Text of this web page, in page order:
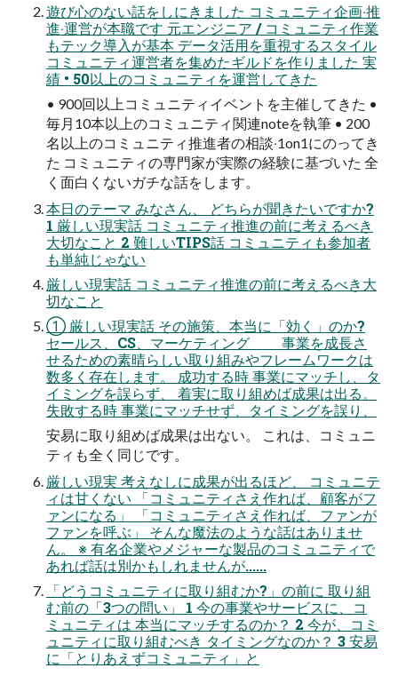
遊び⼼のない話をしにきました コミュニティ企画‧推
進‧運営が本職です 元エンジニア / コミュニティ作業
もテック導⼊が基本 データ活⽤を重視するスタイル
コミュニティ運営者を集めたギルドを作りました 実
績 • 50以上のコミュニティを運営してきた
• 900回以上コミュニティイベントを主催してきた •
毎⽉10本以上のコミュニティ関連noteを執筆 • 200
名以上のコミュニティ推進者の相談‧1on1にのってき
た コミュニティの専⾨家が実際の経験に基づいた 全
く⾯⽩くないガチな話をします。
本⽇のテーマ みなさん、 どちらが聞きたいですか?
1 厳しい現実話 コミュニティ推進の前に考えるべき
⼤切なこと 2 難しいTIPS話 コミュニティも参加者
も単純じゃない
厳しい現実話 コミュニティ推進の前に考えるべき⼤
切なこと
① 厳しい現実話 その施策、本当に「効く」のか?
セールス、CS、マーケティング＿＿ 事業を成⻑さ
せるための素晴らしい取り組みやフレームワークは
数多く存在します。 成功する時 事業にマッチし、タ
イミングを誤らず、 着実に取り組めば成果は出る。
失敗する時 事業にマッチせず、タイミングを誤り、
安易に取り組めば成果は出ない。 これは、コミュニ
ティも全く同じです。
厳しい現実 考えなしに成果が出るほど、 コミュニテ
ィは⽢くない 「コミュニティさえ作れば、顧客がフ
ァンになる」 「コミュニティさえ作れば、ファンが
ファンを呼ぶ」 そんな魔法のような話はありませ
ん。 ※ 有名企業やメジャーな製品のコミュニティで
あれば話は別かもしれませんが......
「どうコミュニティに取り組むか?」の前に 取り組
む前の「3つの問い」 1 今の事業やサービスに、コ
ミュニティは 本当にマッチするのか？ 2 今が、コミ
ュニティに取り組むべき タイミングなのか？ 3 安易
に「とりあえずコミュニティ」と